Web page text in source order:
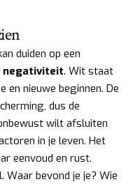
duiden op een
negativiteit. Wit staat
en nieuwe beginnen. De
dus de
wilt afsluiten
in je leven. Het
eenvoud en rust.
Waar bevond je je? Wie